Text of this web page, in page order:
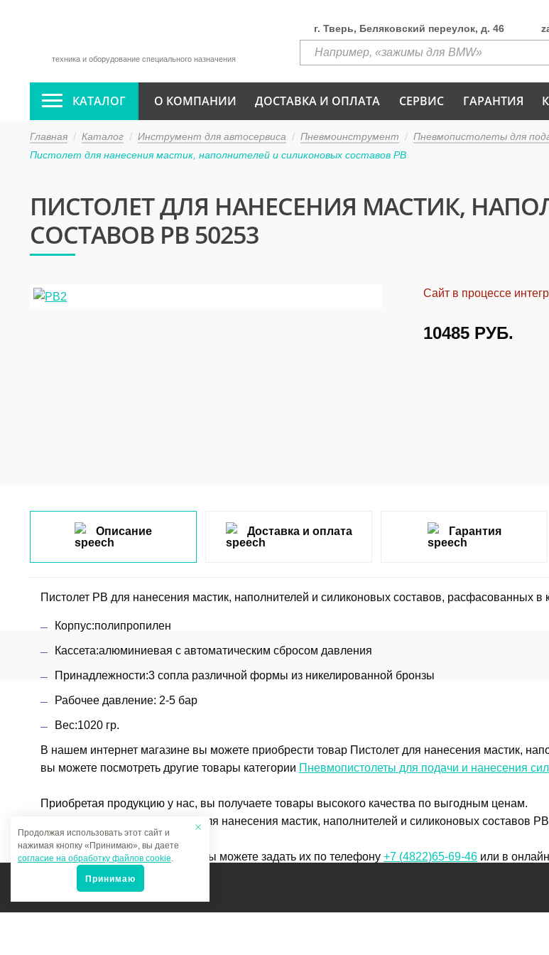
техника и оборудование специального назначения
г. Тверь, Беляковский переулок, д. 46
КАТАЛОГ О КОМПАНИИ ДОСТАВКА И ОПЛАТА СЕРВИС ГАРАНТИЯ
Главная Каталог Инструмент для автосервиса Пневмоинструмент
Пневмопистолеты для
Пистолет для нанесения мастик, наполнителей и силиконовых составов PB
ПИСТОЛЕТ ДЛЯ НАНЕСЕНИЯ МАСТИК,
СОСТАВОВ PB 50253
Сайт в процессе
10485 РУБ.
Описание
Пистолет PB для нанесения мастик, наполнителей и силиконовых составов, расфасованных в
Корпус:полипропилен
Кассета:алюминиевая с автоматическим сбросом давления
Принадлежности:3 сопла различной формы из никелированной бронзы
Рабочее давление: 2-5 бар
Вес:1020 гр.
В нашем интернет магазине вы можете приобрести товар Пистолет для нанесения мастик,
вы можете посмотреть другие товары категории Пневмопистолеты для подачи и нанесения
Приобретая продукцию у нас, вы получаете товары высокого качества по выгодным ценам.
Чтобы купить товар Пистолет для нанесения мастик, наполнителей и силиконовых составов
Если у вас остались вопросы, вы можете задать их по телефону +7 (4822)65-69-46 или в
Доставка и оплата Гарантия
Продолжая использовать этот сайт и
нажимая кнопку «Принимаю», вы даете
согласие на обработку файлов cookie.
Принимаю